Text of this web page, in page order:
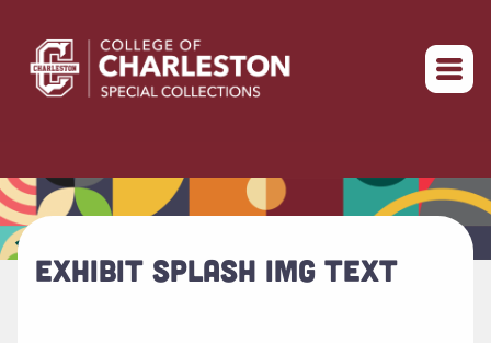
Return to home
EXHIBIT SPLASH IMG TEXT